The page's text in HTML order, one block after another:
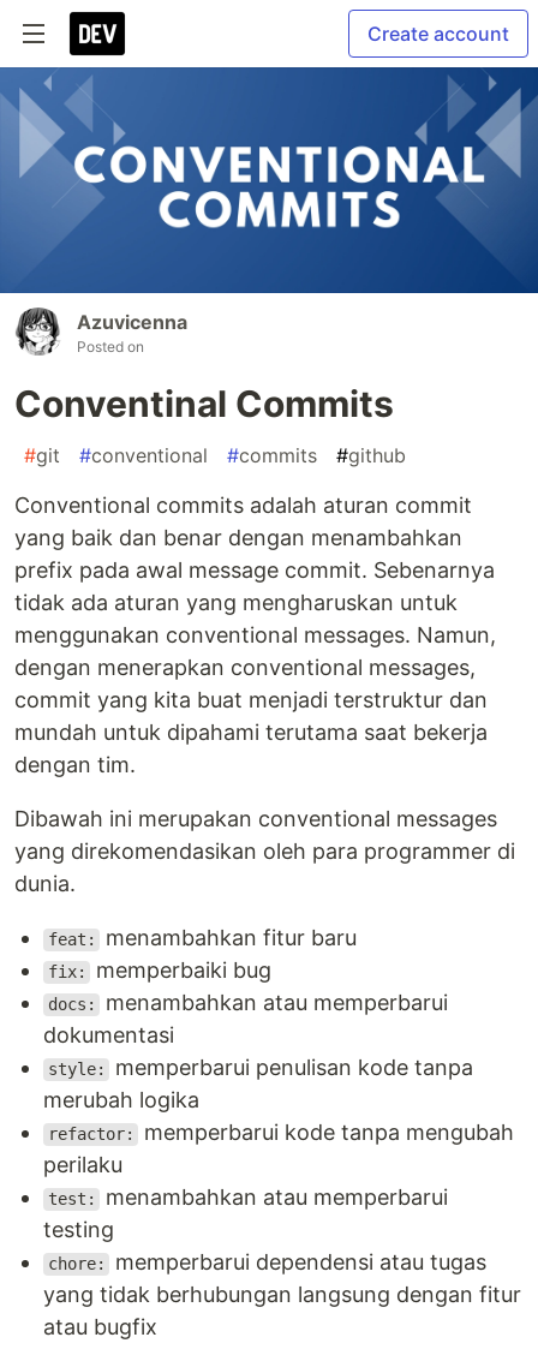
Create account
Azuvicenna
Posted on
Conventinal Commits
#git #conventional #commits #github
Conventional commits adalah aturan commit
yang baik dan benar dengan menambahkan
prefix pada awal message commit. Sebenarnya
tidak ada aturan yang mengharuskan untuk
menggunakan conventional messages. Namun,
dengan menerapkan conventional messages,
commit yang kita buat menjadi terstruktur dan
mundah untuk dipahami terutama saat bekerja
dengan tim.
Dibawah ini merupakan conventional messages
yang direkomendasikan oleh para programmer di
dunia.
feat: menambahkan fitur baru
fix: memperbaiki bug
docs:
menambahkan atau memperbarui
dokumentasi
style:
memperbarui penulisan kode tanpa
merubah logika
refactor:
memperbarui kode tanpa mengubah
perilaku
test:
menambahkan atau memperbarui
testing
chore:
memperbarui dependensi atau tugas
yang tidak berhubungan langsung dengan fitur
atau bugfix